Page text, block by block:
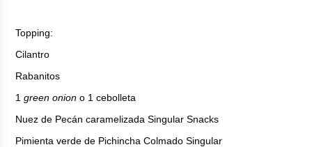
Topping:
Cilantro
Rabanitos
1green oniono 1 cebolleta
Nuez de Pecán caramelizada Singular Snacks
Pimienta verde de Pichincha Colmado Singular